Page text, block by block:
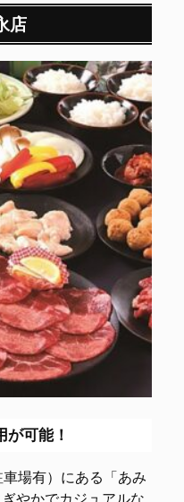
店
可能！
場有）にある「あみ
やかでカジュアルな